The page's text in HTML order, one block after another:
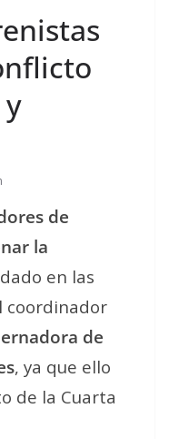
de
la
en las
coordinador
de
, ya que ello
de la Cuarta